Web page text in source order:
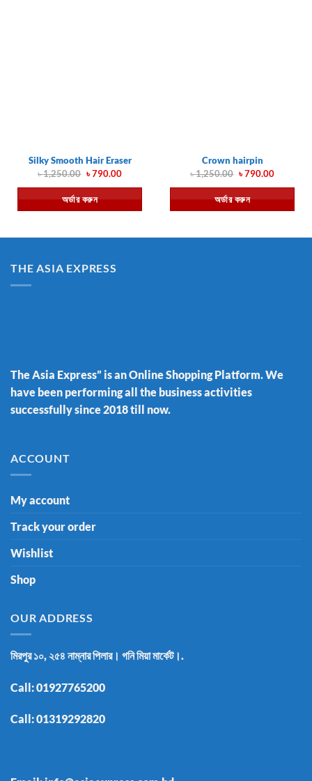
Silky Smooth Hair Eraser
৳1,250.00 Original
was:
৳ 1,250.00.
৳790.00Current
is:
৳ 790.00.
অর্ডার করুন
Crown hairpin
৳1,250.00 Original
was:
৳ 1,250.00.
৳790.00Current
is:
৳ 790.00.
অর্ডার করুন
THE ASIA EXPRESS
The Asia Express” is an Online Shopping Platform. We
have been performing all the business activities
successfully since 2018 till now.
ACCOUNT
My account
Track your order
Wishlist
Shop
OUR ADDRESS
মিরপুর ১০, ২৫৪ নাম্নার পিলার। গনি মিয়া মার্কেট।.
Call:01927765200
Call:01319292820